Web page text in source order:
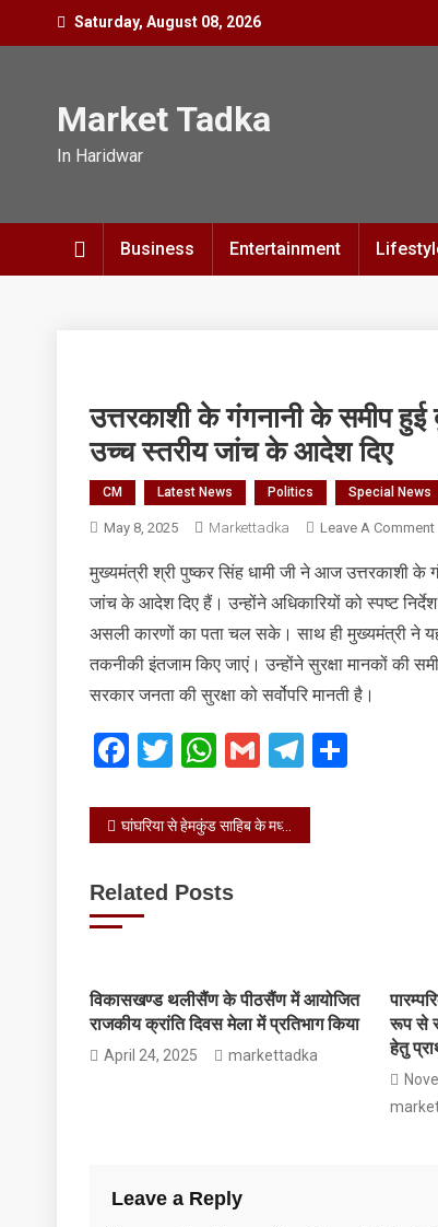
Saturday, August 08, 2026
Market Tadka
In Haridwar
Business Entertainment
उत्तरकाशी के गंगनानी के समीप हुई
उच्च स्तरीय जांच के आदेश दिए
CM Latest News Politics Special News
May 8, 2025 Markettadka Leave A Comment
मुख्यमंत्री श्री पुष्कर सिंह धामी जी ने आज उत्तरकाशी के
जांच के आदेश दिए हैं। उन्होंने अधिकारियों को स्पष्ट
असली कारणों का पता चल सके। साथ ही मुख्यमंत्री ने यह
तकनीकी इंतजाम किए जाएं। उन्होंने सुरक्षा मानकों की
सरकार जनता की सुरक्षा को सर्वोपरि मानती है।
Facebook
Twitter
WhatsApp
GmailTelegram
Post
घांघरिया से हेमकुंड साहिब के मध्य युद्ध स्तर पर बर्फ हटाने का कार्य किया
Related Posts
विकासखण्ड थलीसैंण के पीठसैंण में आयोजित
राजकीय क्रांति दिवस मेला में प्रतिभाग किया
April 24, 2025 markettadka
रूप से
हेतु
Leave a Reply